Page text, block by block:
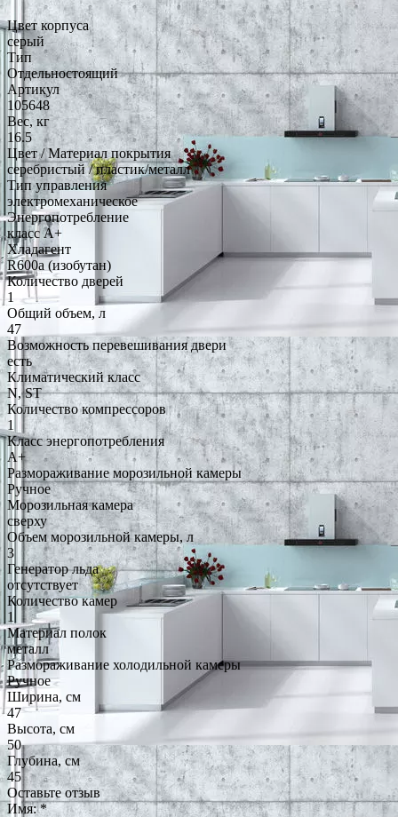
Цвет корпуса
серый
Тип
Отдельностоящий
Артикул
105648
Вес, кг
16.5
Цвет / Материал покрытия
серебристый / пластик/металл
Тип управления
электромеханическое
Энергопотребление
класс A+
Хладагент
R600a (изобутан)
Количество дверей
1
Общий объем, л
47
Возможность перевешивания двери
есть
Климатический класс
N, ST
Количество компрессоров
1
Класс энергопотребления
A+
Размораживание морозильной камеры
Ручное
Морозильная камера
сверху
Объем морозильной камеры, л
3
Генератор льда
отсутствует
Количество камер
1
Материал полок
металл
Размораживание холодильной камеры
Ручное
Ширина, см
47
Высота, см
50
Глубина, см
45
Оставьте отзыв
Имя:*